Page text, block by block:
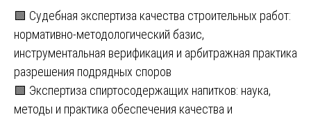
Навигация
по
записям
🟩 Судебная экспертиза качества строительных работ:
нормативно-методологический базис,
инструментальная верификация и арбитражная практика
разрешения подрядных споров
🟩 Экспертиза спиртосодержащих напитков: наука,
методы и практика обеспечения качества и